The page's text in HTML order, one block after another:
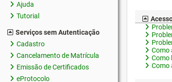
Ajuda
Tutorial
Serviços sem Autenticação
Cadastro
Cancelamento de Matrícula
Emissão de Certificados
eProtocolo
Como
Como
Como